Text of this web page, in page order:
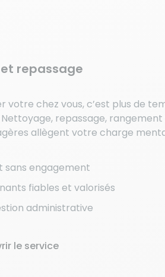
repassage
votre chez vous, c’est plus de
repassage, rangement
allègent votre charge
sans engagement
fiables et valorisés
administrative
le service